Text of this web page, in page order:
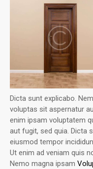
Dicta sunt explicabo.
voluptas sit aspernatur
enim ipsam voluptatem
aut fugit, sed quia. Dicta
eiusmod tempor
Ut enim ad veniam quis
Nemo magna ipsam